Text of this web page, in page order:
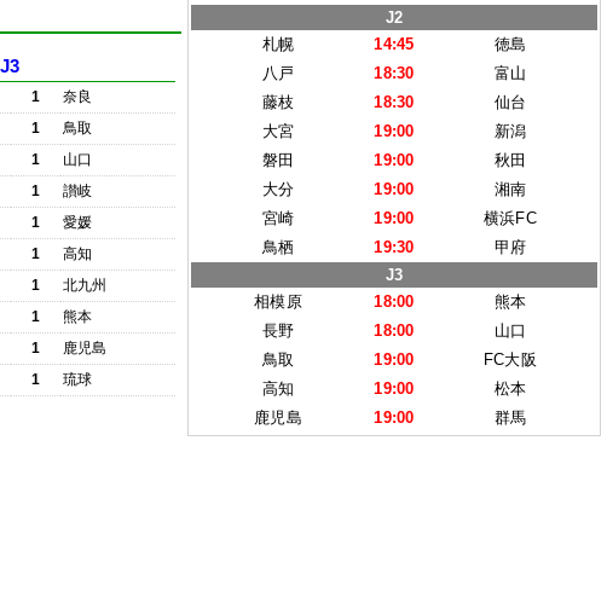
J3
1
奈良
1
鳥取
1
山口
1
讃岐
1
愛媛
1
高知
1
北九州
1
熊本
1
鹿児島
1 琉球
J2
札幌
14:45
徳島
八戸
18:30
富山
藤枝
18:30
仙台
大宮
19:00
新潟
磐田
19:00
秋田
大分
19:00
湘南
宮崎
19:00
横浜FC
鳥栖
19:30
甲府
J3
相模原
18:00
熊本
長野
18:00
山口
鳥取
19:00
FC大阪
高知
19:00
松本
鹿児島
19:00 群馬